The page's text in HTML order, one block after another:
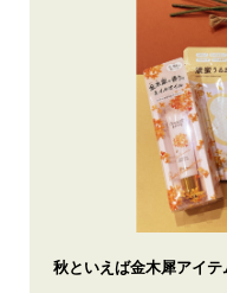
秋といえば金木犀アイテ